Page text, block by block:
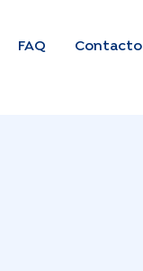
FAQ Contacto